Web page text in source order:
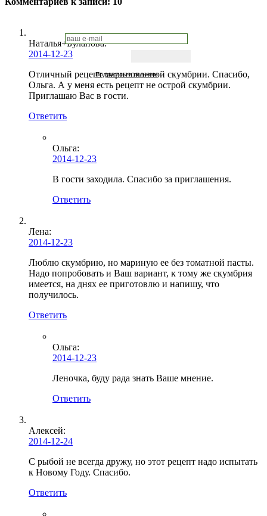
Подписаться письмом
Наталья+Буланова:
2014-12-23
Отличный рецепт маринованной скумбрии. Спасибо,
Ольга. А у меня есть рецепт не острой скумбрии.
Приглашаю Вас в гости.
Ответить
Ольга:
2014-12-23
В гости заходила. Спасибо за приглашения.
Ответить
Лена:
2014-12-23
Люблю скумбрию, но мариную ее без томатной пасты.
Надо попробовать и Ваш вариант, к тому же скумбрия
имеется, на днях ее приготовлю и напишу, что
получилось.
Ответить
Ольга:
2014-12-23
Леночка, буду рада знать Ваше мнение.
Ответить
Алексей:
2014-12-24
С рыбой не всегда дружу, но этот рецепт надо испытать
к Новому Году. Спасибо.
Ответить